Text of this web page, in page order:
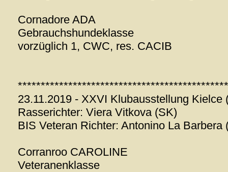
Cornadore ADA
Gebrauchshundeklasse
vorzüglich 1, CWC, res. CACIB
**********************************************
23.11.2019 - XXVI Klubausstellung Kielce
Rasserichter: Viera Vitkova (SK)
BIS Veteran Richter: Antonino La Barbera
Corranroo CAROLINE
Veteranenklasse